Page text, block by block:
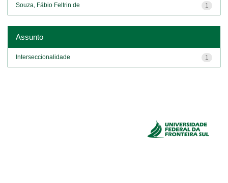
1
Souza, Fábio Feltrin de
Assunto
1
Interseccionalidade